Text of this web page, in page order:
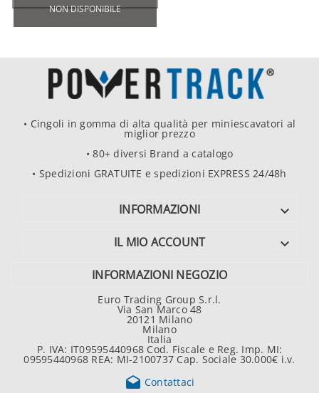
NON DISPONIBILE
• Cingoli in gomma di alta qualità per miniescavatori al
miglior prezzo
• 80+ diversi Brand a catalogo
• Spedizioni GRATUITE e spedizioni EXPRESS 24/48h
INFORMAZIONI 
IL MIO ACCOUNT 
INFORMAZIONI NEGOZIO
Euro Trading Group S.r.l.
Via San Marco 48
20121 Milano
Milano
Italia
P. IVA: IT09595440968 Cod. Fiscale e Reg. Imp. MI:
09595440968 REA: MI-2100737 Cap. Sociale 30.000€ i.v.
 Contattaci